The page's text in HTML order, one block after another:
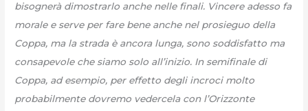
bisognerà dimostrarlo anche nelle finali. Vincere adesso fa
morale e serve per fare bene anche nel prosieguo della
Coppa, ma la strada è ancora lunga, sono soddisfatto ma
consapevole che siamo solo all’inizio. In semifinale di
Coppa, ad esempio, per effetto degli incroci molto
probabilmente dovremo vedercela con l’Orizzonte